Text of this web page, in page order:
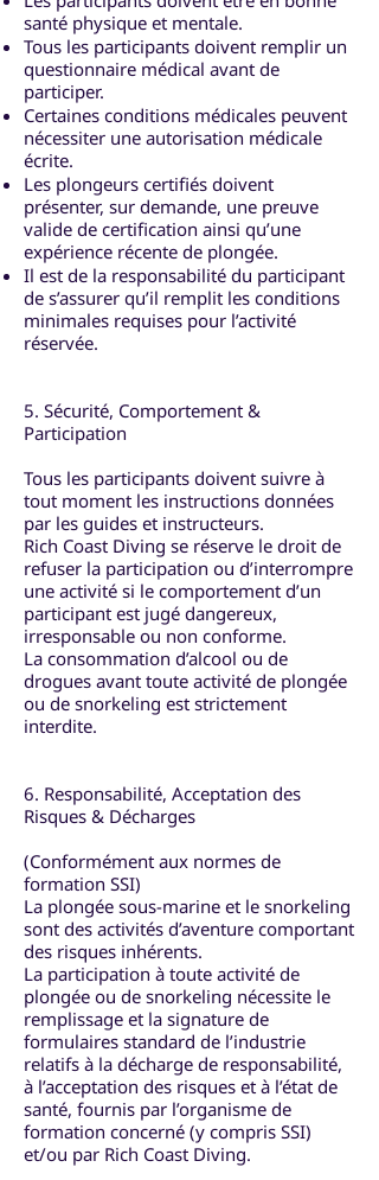
santé physique et mentale.
Tous les participants doivent remplir un
questionnaire médical avant de
participer.
Certaines conditions médicales peuvent
nécessiter une autorisation médicale
écrite.
Les plongeurs certifiés doivent
présenter, sur demande, une preuve
valide de certification ainsi qu’une
expérience récente de plongée.
Il est de la responsabilité du participant
de s’assurer qu’il remplit les conditions
minimales requises pour l’activité
réservée.
5. Sécurité, Comportement &
Participation
Tous les participants doivent suivre à
tout moment les instructions données
par les guides et instructeurs.
Rich Coast Diving se réserve le droit de
refuser la participation ou d’interrompre
une activité si le comportement d’un
participant est jugé dangereux,
irresponsable ou non conforme.
La consommation d’alcool ou de
drogues avant toute activité de plongée
ou de snorkeling est strictement
interdite.
6. Responsabilité, Acceptation des
Risques & Décharges
(Conformément aux normes de
formation SSI)
La plongée sous-marine et le snorkeling
sont des activités d’aventure comportant
des risques inhérents.
La participation à toute activité de
plongée ou de snorkeling nécessite le
remplissage et la signature de
formulaires standard de l’industrie
relatifs à la décharge de responsabilité,
à l’acceptation des risques et à l’état de
santé, fournis par l’organisme de
formation concerné (y compris SSI)
et/ou par Rich Coast Diving.